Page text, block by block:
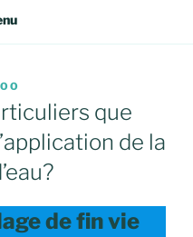
que
de la
de fin vie